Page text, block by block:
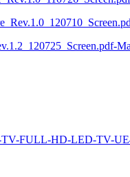
FULL-HD-LED-TV-